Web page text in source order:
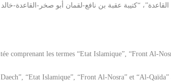
“كتيبة عقبة بن نافع-لقمان أبو صخر-القاعدة-
comprenant les termes “Etat Islamique”, “Front Al-
“Etat Islamique”, “Front Al-Nosra” et “Al-